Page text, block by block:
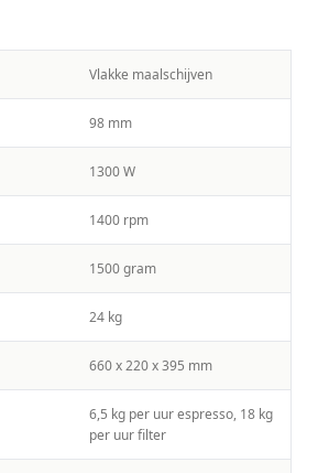
Vlakke maalschijven
98 mm
1300 W
1400 rpm
1500 gram
24 kg
660 x 220 x 395 mm
6,5 kg per uur espresso, 18 kg
per uur filter